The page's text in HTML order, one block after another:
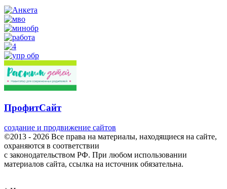
ПрофитСайт
создание и продвижение сайтов
©2013 - 2026 Все права на материалы, находящиеся на сайте,
охраняются в соответствии
с законодательством РФ. При любом использовании
материалов сайта, ссылка на источник обязательна.